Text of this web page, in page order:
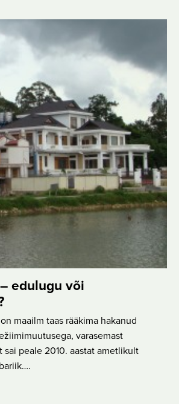
edulugu või
maailm taas rääkima hakanud
varasemast
sai peale 2010. aastat ametlikult